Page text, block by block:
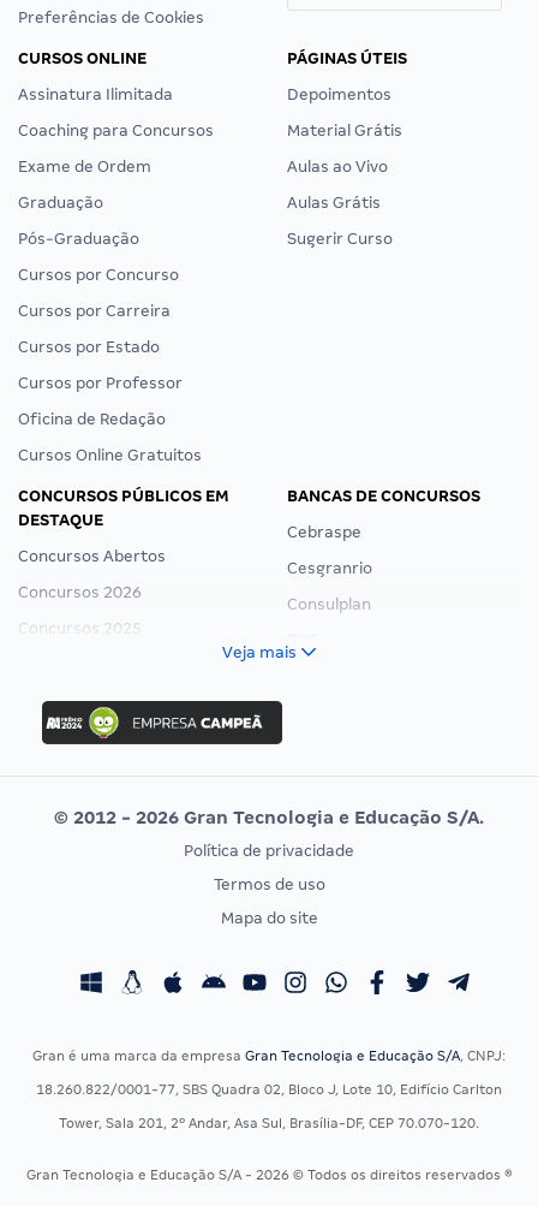
Preferências de Cookies
CURSOS ONLINE
Assinatura Ilimitada
Coaching para Concursos
Exame de Ordem
Graduação
Pós-Graduação
Cursos por Concurso
Cursos por Carreira
Cursos por Estado
Cursos por Professor
Oficina de Redação
Cursos Online Gratuitos
PÁGINAS ÚTEIS
Depoimentos
Material Grátis
Aulas ao Vivo
Aulas Grátis
Sugerir Curso
CONCURSOS PÚBLICOS EM
DESTAQUE
Concursos Abertos
Concursos 2026
Concursos 2025
Concurso Ibama
Concurso MPU
Editais publicados
BANCAS DE CONCURSOS
Cebraspe
Cesgranrio
Consulplan
Vunesp
CONCURSOS POR PROFISSÃO
Concursos Fiscais
Concursos Saúde
Residência Multiprofissional
EXAME DE ORDEM
Calendário OAB
Veja mais
© 2012 - 2026 Gran Tecnologia e Educação S/A.
Política de privacidade
Termos de uso
Mapa do site
Gran é uma marca da empresa Gran Tecnologia e Educação S/A, CNPJ:
18.260.822/0001-77, SBS Quadra 02, Bloco J, Lote 10, Edifício Carlton
Tower, Sala 201, 2º Andar, Asa Sul, Brasília-DF, CEP 70.070-120.
Gran Tecnologia e Educação S/A - 2026 © Todos os direitos reservados ®